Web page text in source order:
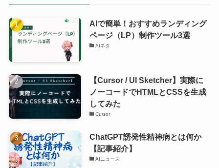
AIで簡単！おすすめランディング
ページ（LP）制作ツール3選
AIネタ
【Cursor / UI Sketcher】実際に
ノーコードでHTMLとCSSを生成
してみた
Cursor
ChatGPT誘発性精神病とは何か
【記事紹介】
AIニュース